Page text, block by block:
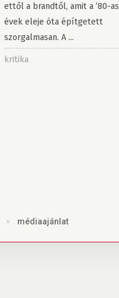
ettől a brandtől, amit a ’80-as
évek eleje óta építgetett
szorgalmasan. A ...
kritika
× médiaajánlat